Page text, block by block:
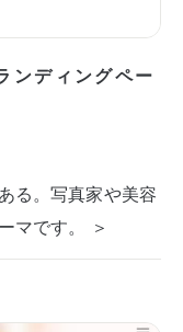
ンディングペー
る。写真家や美容
マです。 ＞